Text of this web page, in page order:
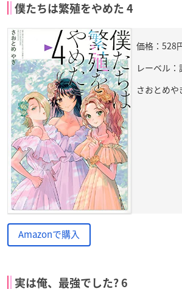
僕たちは繁殖をやめた 4
価格：528
レーベル
さおとめや
Amazonで購入
実は俺、最強でした? 6